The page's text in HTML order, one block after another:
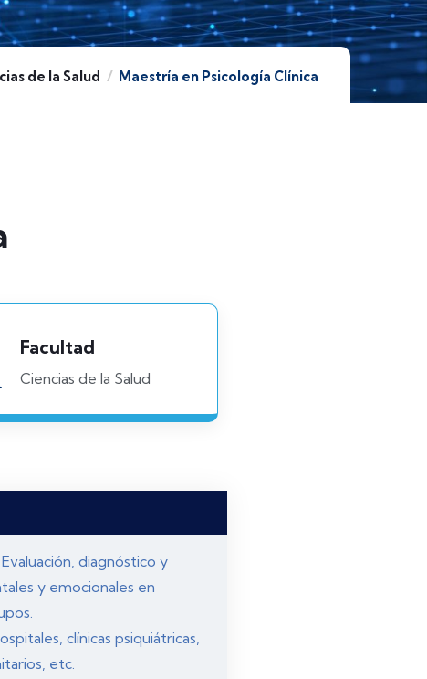
de la Salud Maestría en Psicología Clínica
Facultad
Ciencias de la Salud
diagnóstico y
y emocionales en
clínicas psiquiátricas,
etc.